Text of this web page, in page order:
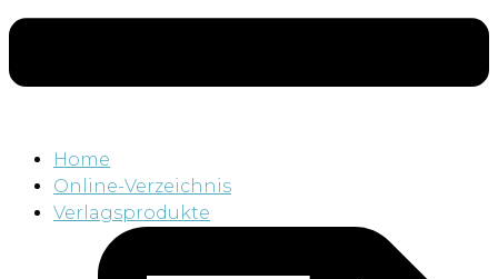
Home
Online-Verzeichnis
Verlagsprodukte